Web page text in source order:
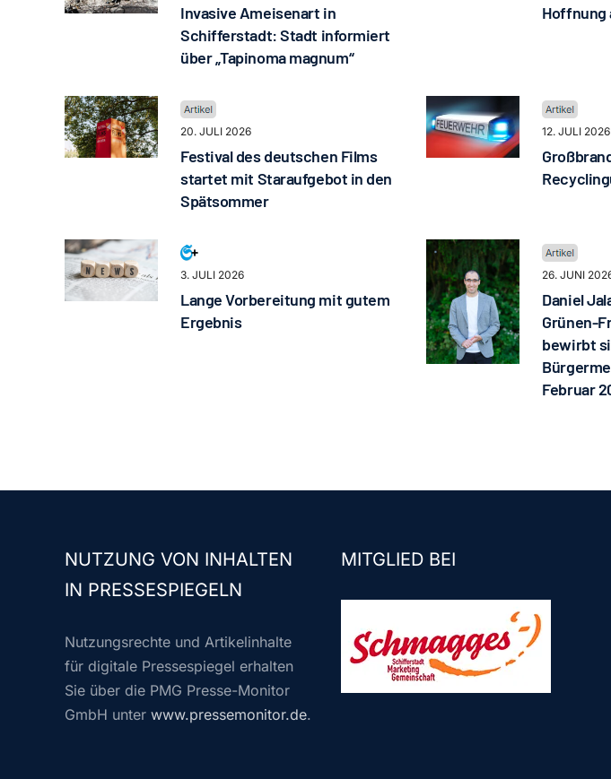
Invasive Ameisenart in
Schifferstadt: Stadt informiert
über „Tapinoma magnum“
Hoffnung
20. JULI 2026
Festival des deutschen Films
startet mit Staraufgebot in den
Spätsommer
12. JULI 2026
3. JULI 2026
Lange Vorbereitung mit gutem
Ergebnis
26. JUNI
Daniel
Grünen-
bewirbt
Februar
NUTZUNG VON INHALTEN
IN PRESSESPIEGELN
Nutzungsrechte und Artikelinhalte
für digitale Pressespiegel erhalten
Sie über die PMG Presse-Monitor
GmbH unter www.pressemonitor.de.
MITGLIED BEI